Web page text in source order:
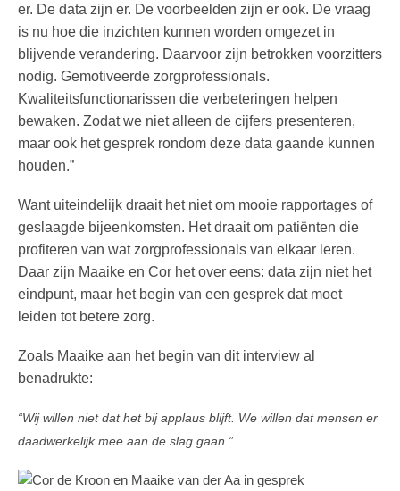
er. De data zijn er. De voorbeelden zijn er ook. De vraag
is nu hoe die inzichten kunnen worden omgezet in
blijvende verandering. Daarvoor zijn betrokken voorzitters
nodig. Gemotiveerde zorgprofessionals.
Kwaliteitsfunctionarissen die verbeteringen helpen
bewaken. Zodat we niet alleen de cijfers presenteren,
maar ook het gesprek rondom deze data gaande kunnen
houden.”
Want uiteindelijk draait het niet om mooie rapportages of
geslaagde bijeenkomsten. Het draait om patiënten die
profiteren van wat zorgprofessionals van elkaar leren.
Daar zijn Maaike en Cor het over eens: data zijn niet het
eindpunt, maar het begin van een gesprek dat moet
leiden tot betere zorg.
Zoals Maaike aan het begin van dit interview al
benadrukte:
“Wij willen niet dat het bij applaus blijft. We willen dat mensen er
daadwerkelijk mee aan de slag gaan.”